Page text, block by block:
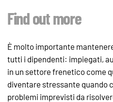
Find out more
È molto importante
tutti i dipendenti: impiegati,
in un settore frenetico come
diventare stressante quando
problemi imprevisti da